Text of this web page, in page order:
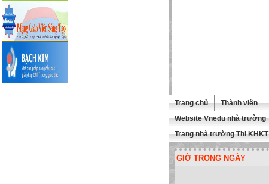
Trang chủ Thành viên
Website Vnedu nhà trường
Trang nhà trường Thi KHKT
GIỜ TRONG NGÀY